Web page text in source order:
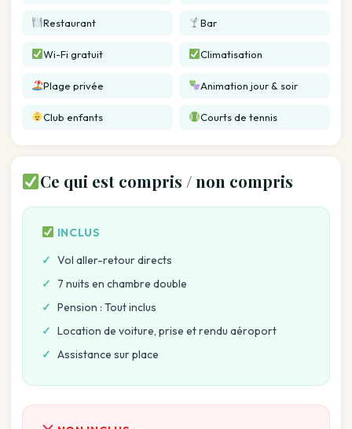
Restaurant Bar
Wi-Fi gratuit Climatisation
Plage privée Animation jour & soir
Club enfants Courts de tennis
Ce qui est compris / non compris
INCLUS
Vol aller-retour directs
7 nuits en chambre double
Pension : Tout inclus
Location de voiture, prise et rendu aéroport
Assistance sur place